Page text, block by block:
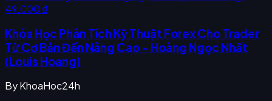
49.000 ₫
Khóa Học Phân Tích Kỹ Thuật Forex Cho Trader
Từ Cơ Bản Đến Nâng Cao - Hoàng Ngọc Nhất
(Louis Hoang)
ByKhoaHoc24h